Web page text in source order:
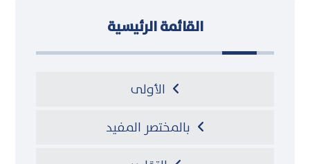
القائمة الرئيسية
الأولى
بالمختصر المفيد